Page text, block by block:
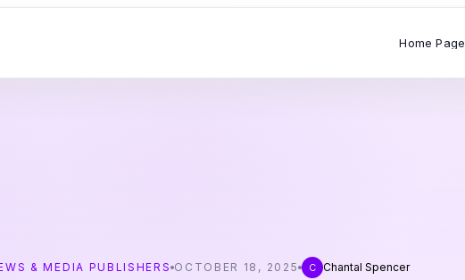
Home Page
& MEDIA PUBLISHERS OCTOBER 18, 2025 C Chantal Spencer